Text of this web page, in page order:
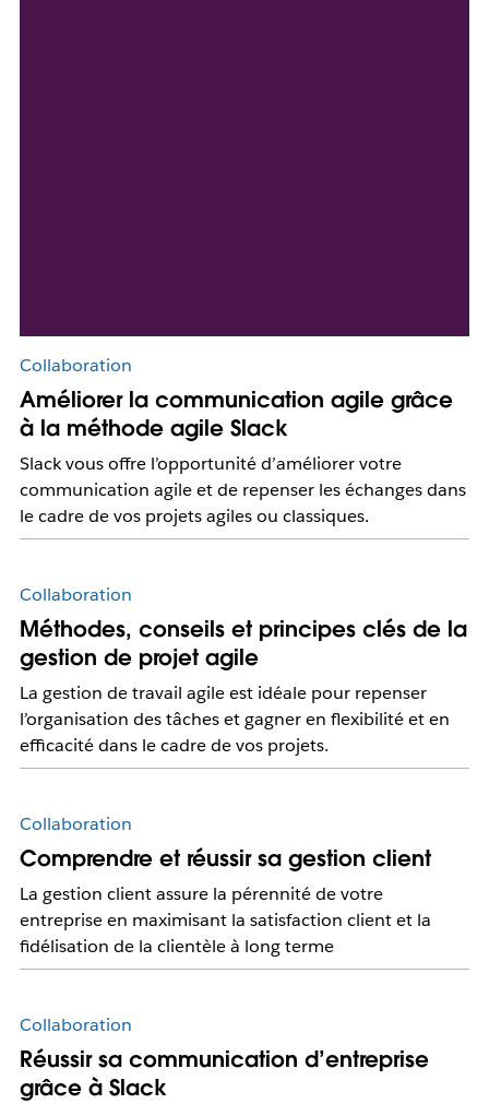
Collaboration
Améliorer la communication agile grâce
à la méthode agile Slack
Slack vous offre l’opportunité d’améliorer votre
communication agile et de repenser les échanges dans
le cadre de vos projets agiles ou classiques.
Collaboration
Méthodes, conseils et principes clés de la
gestion de projet agile
La gestion de travail agile est idéale pour repenser
l’organisation des tâches et gagner en flexibilité et en
efficacité dans le cadre de vos projets.
Collaboration
Comprendre et réussir sa gestion client
La gestion client assure la pérennité de votre
entreprise en maximisant la satisfaction client et la
fidélisation de la clientèle à long terme
Collaboration
Réussir sa communication d’entreprise
grâce à Slack